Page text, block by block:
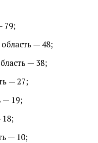
79;
— 48;
— 38;
— 27;
— 19;
— 10;